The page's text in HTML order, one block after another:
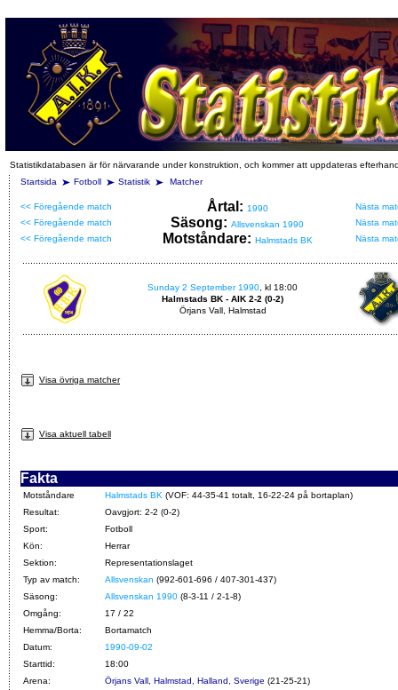
Statistikdatabasen är för närvarande under konstruktion, och kommer att uppdateras
Startsida
Fotboll Statistik Matcher
<< Föregående match Årtal: 1990
Nästa
<< Föregående match
Säsong: Allsvenskan 1990
Nästa
<< Föregående match
Motståndare: Halmstads BK Nästa
Sunday 2 September 1990 , kl 18:00
Halmstads BK - AIK 2-2 (0-2)
Örjans Vall, Halmstad
Visa övriga matcher
Visa aktuell tabell
Fakta
Motståndare Halmstads BK (VOF: 44-35-41 totalt, 16-22-24 på bortaplan)
Resultat:
Oavgjort: 2-2 (0-2)
Sport:
Fotboll
Kön:
Herrar
Sektion:
Representationslaget
Typ av match:
Allsvenskan (992-601-696 / 407-301-437)
Säsong:
Allsvenskan 1990 (8-3-11 / 2-1-8)
Omgång:
17 / 22
Hemma/Borta:
Bortamatch
Datum:
1990-09-02
Starttid:
18:00
Arena:
Örjans Vall, Halmstad, Halland, Sverige (21-25-21)